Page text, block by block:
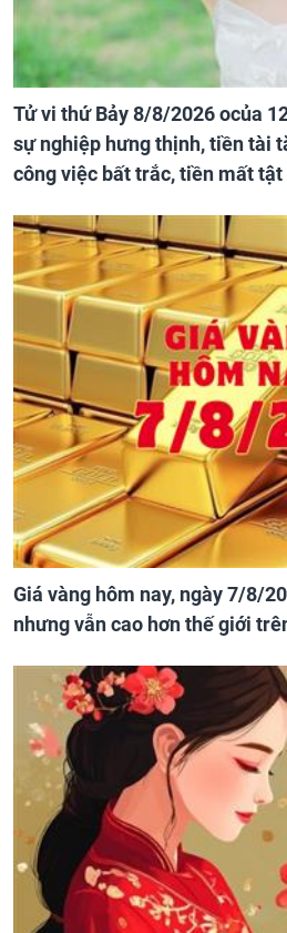
Tử vi thứ Bảy 8/8/2026 ocủa
sự nghiệp hưng thịnh, tiền tài
công việc bất trắc, tiền mất tật
Giá vàng hôm nay, ngày 7/8/
nhưng vẫn cao hơn thế giới